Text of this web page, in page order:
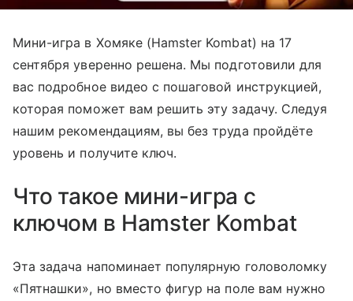
Мини-игра в Хомяке (Hamster Kombat) на 17
сентября уверенно решена. Мы подготовили для
вас подробное видео с пошаговой инструкцией,
которая поможет вам решить эту задачу. Следуя
нашим рекомендациям, вы без труда пройдёте
уровень и получите ключ.
Что такое мини-игра с
ключом в Hamster Kombat
Эта задача напоминает популярную головоломку
«Пятнашки», но вместо фигур на поле вам нужно